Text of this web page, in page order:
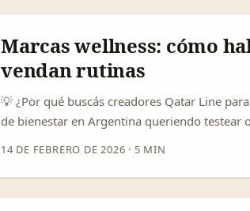
Marcas wellness: cómo
vendan rutinas
💡 ¿Por qué buscás creadores Qatar Line
de bienestar en Argentina queriendo testear
testimonios y reseñas visuales. El punto es
Nathan Chan de Healthish, lo que importa
14 DE FEBRERO DE 2026 · 5 MIN